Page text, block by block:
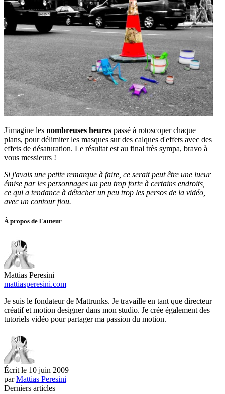
J'imagine les nombreuses heures passé à rotoscoper chaque
plans, pour délimiter les masques sur des calques d'effets avec des
effets de désaturation. Le résultat est au final très sympa, bravo à
vous messieurs !
Si j'avais une petite remarque à faire, ce serait peut être une lueur
émise par les personnages un peu trop forte à certains endroits,
ce qui a tendance à détacher un peu trop les persos de la vidéo,
avec un contour flou.
À propos de l'auteur
Mattias Peresini
mattiasperesini.com
Je suis le fondateur de Mattrunks. Je travaille en tant que directeur
créatif et motion designer dans mon studio. Je crée également des
tutoriels vidéo pour partager ma passion du motion.
Écrit le 10 juin 2009
parMattias Peresini
Derniers articles